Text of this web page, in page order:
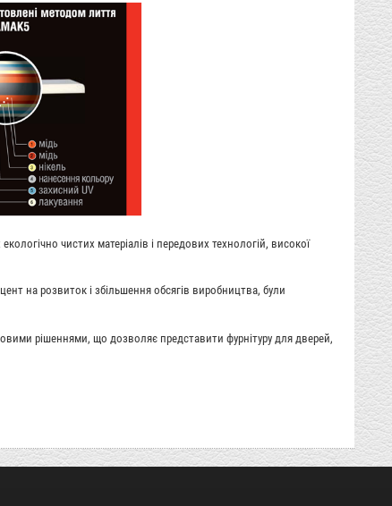
чистих матеріалів і передових технологій, високої
на розвиток і збільшення обсягів виробництва, були
рішеннями, що дозволяє представити фурнітуру для дверей,